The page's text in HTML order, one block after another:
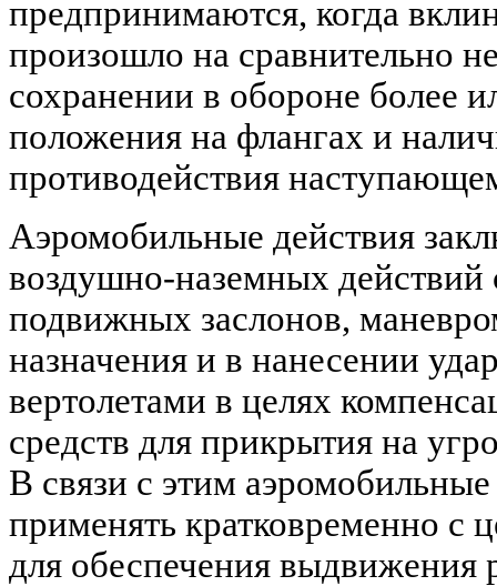
предпринимаются, когда
произошло на сравнительно
сохранении в обороне более
положения на флангах и
противодействия
Аэромобильные действия
воздушно-наземных
подвижных заслонов,
назначения и в нанесении
вертолетами в целях
средств для прикрытия на
В связи с этим
применять кратковременно
для обеспечения выдвижения